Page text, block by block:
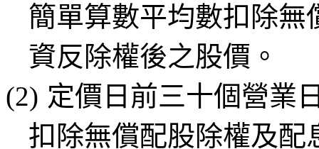
簡單算數平均數扣除無
資反除權後之股價。
(2) 定價日前三十個營業
扣除無償配股除權及配